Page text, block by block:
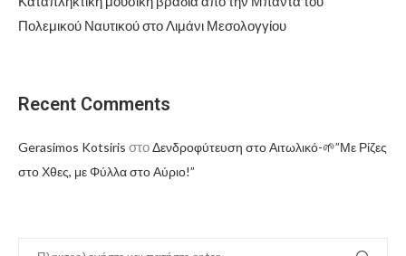
Πολεμικού Ναυτικού στο Λιμάνι Μεσολογγίου
Recent Comments
Gerasimos Kotsiris στοΔενδροφύτευση στο Αιτωλικό-🌱”Με Ρίζες
στο Χθες, με Φύλλα στο Αύριο!”